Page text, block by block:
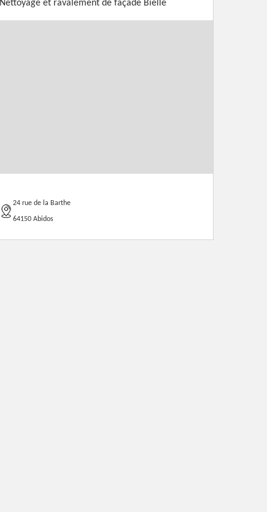
Nettoyage et ravalement de façade Bielle
24 rue de la Barthe
64150 Abidos